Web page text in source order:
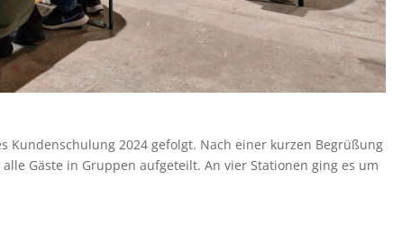
Kundenschulung 2024 gefolgt. Nach einer kurzen Begrüßung
Gäste in Gruppen aufgeteilt. An vier Stationen ging es um